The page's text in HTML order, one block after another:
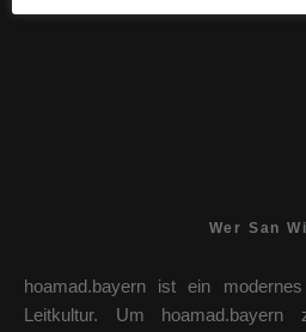
Wer San
hoamad.bayern ist ein
Leitkultur. Um